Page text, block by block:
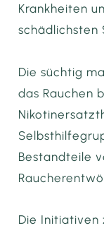
Krankheiten
schädlichsten
Die süchtig
das Rauchen
Bestandteile
Die Initiativen